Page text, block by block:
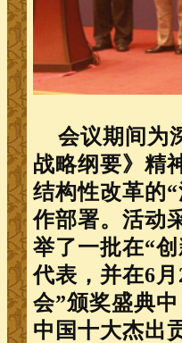
会议期间为
战略纲要》精
结构性改革的
作部署。活动
举了一批在“
代表，并在6
会”颁奖盛典
中国十大杰出